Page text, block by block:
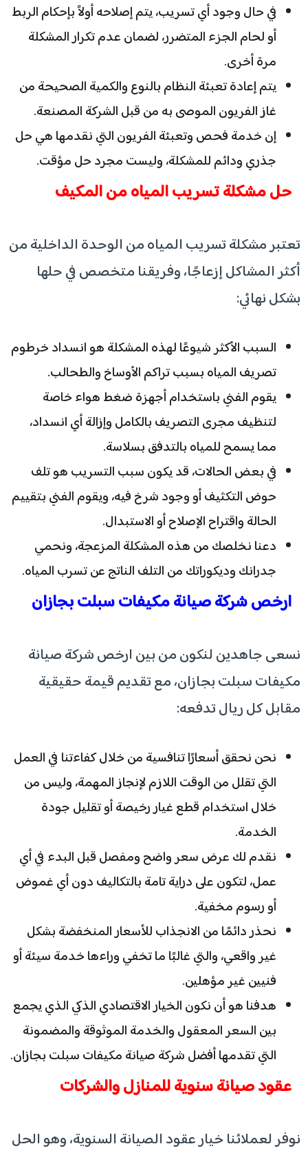
في حال وجود أي تسريب، يتم إصلاحه أولاً بإحكام الربط
أو لحام الجزء المتضرر، لضمان عدم تكرار المشكلة
مرة أخرى.
يتم إعادة تعبئة النظام بالنوع والكمية الصحيحة من
غاز الفريون الموصى به من قبل الشركة المصنعة.
إن خدمة فحص وتعبئة الفريون التي نقدمها هي حل
جذري ودائم للمشكلة، وليست مجرد حل مؤقت.
حل مشكلة تسريب المياه من المكيف
تعتبر مشكلة تسريب المياه من الوحدة الداخلية من
أكثر المشاكل إزعاجًا، وفريقنا متخصص في حلها
بشكل نهائي:
السبب الأكثر شيوعًا لهذه المشكلة هو انسداد خرطوم
تصريف المياه بسبب تراكم الأوساخ والطحالب.
يقوم الفني باستخدام أجهزة ضغط هواء خاصة
لتنظيف مجرى التصريف بالكامل وإزالة أي انسداد،
مما يسمح للمياه بالتدفق بسلاسة.
في بعض الحالات، قد يكون سبب التسريب هو تلف
حوض التكثيف أو وجود شرخ فيه، ويقوم الفني بتقييم
الحالة واقتراح الإصلاح أو الاستبدال.
دعنا نخلصك من هذه المشكلة المزعجة، ونحمي
جدرانك وديكوراتك من التلف الناتج عن تسرب المياه.
ارخص شركة صيانة مكيفات سبلت بجازان
نسعى جاهدين لنكون من بين ارخص شركة صيانة
مكيفات سبلت بجازان، مع تقديم قيمة حقيقية
مقابل كل ريال تدفعه:
نحن نحقق أسعارًا تنافسية من خلال كفاءتنا في العمل
التي تقلل من الوقت اللازم لإنجاز المهمة، وليس من
خلال استخدام قطع غيار رخيصة أو تقليل جودة
الخدمة.
نقدم لك عرض سعر واضح ومفصل قبل البدء في أي
عمل، لتكون على دراية تامة بالتكاليف دون أي غموض
أو رسوم مخفية.
نحذر دائمًا من الانجذاب للأسعار المنخفضة بشكل
غير واقعي، والتي غالبًا ما تخفي وراءها خدمة سيئة أو
فنيين غير مؤهلين.
هدفنا هو أن نكون الخيار الاقتصادي الذكي الذي يجمع
بين السعر المعقول والخدمة الموثوقة والمضمونة
التي تقدمها أفضل شركة صيانة مكيفات سبلت بجازان.
عقود صيانة سنوية للمنازل والشركات
نوفر لعملائنا خيار عقود الصيانة السنوية، وهو الحل